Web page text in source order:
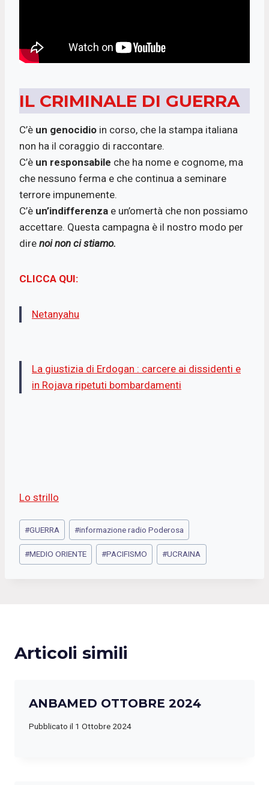
IL CRIMINALE DI GUERRA
C’è un genocidio in corso, che la stampa italiana
non ha il coraggio di raccontare.
C’è un responsabile che ha nome e cognome, ma
che nessuno ferma e che continua a seminare
terrore impunemente.
C’è un’indifferenza e un’omertà che non possiamo
accettare. Questa campagna è il nostro modo per
dire noi non ci stiamo.
CLICCA QUI:
Netanyahu
La giustizia di Erdogan : carcere ai dissidenti e
in Rojava ripetuti bombardamenti
Lo strillo
Tag
articolo:
#GUERRA #informazione radio Poderosa
#MEDIO ORIENTE #PACIFISMO #UCRAINA
Articoli simili
ANBAMED OTTOBRE 2024
Pubblicato il 1 Ottobre 2024